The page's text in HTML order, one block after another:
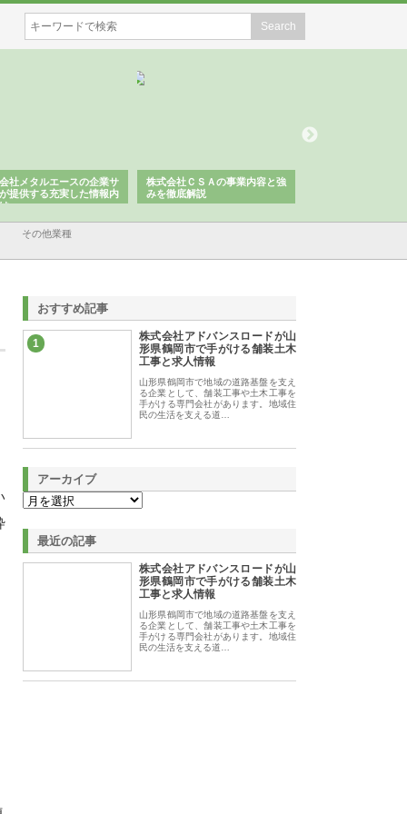
社メタルエースの企業サ
提供する充実した情報内
株式会社ＣＳＡの事業内容と強
みを徹底解説
その他業種
おすすめ記事
1
株式会社アドバンスロードが山
形県鶴岡市で手がける舗装土木
工事と求人情報
山形県鶴岡市で地域の道路基盤を支え
る企業として、舗装工事や土木工事を
手がける専門会社があります。地域住
民の生活を支える道…
アーカイブ
最近の記事
株式会社アドバンスロードが山
形県鶴岡市で手がける舗装土木
工事と求人情報
山形県鶴岡市で地域の道路基盤を支え
る企業として、舗装工事や土木工事を
手がける専門会社があります。地域住
民の生活を支える道…